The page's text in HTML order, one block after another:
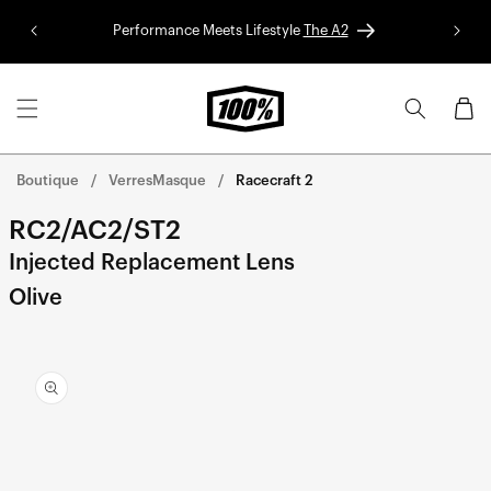
contenu
Performance Meets Lifestyle The A2
Panier
Boutique VerresMasque Racecraft 2
RC2/AC2/ST2
Injected Replacement Lens
Olive
informations
sur le